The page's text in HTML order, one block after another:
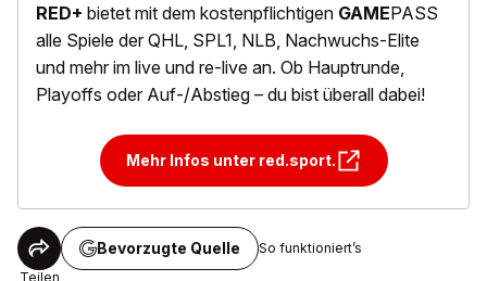
RED+ bietet mit dem kostenpflichtigen GAMEPASS
alle Spiele der QHL, SPL1, NLB, Nachwuchs-Elite
und mehr im live und re-live an. Ob Hauptrunde,
Playoffs oder Auf-/Abstieg – du bist überall dabei!
Mehr Infos unter red.sport.
Teilen
Bevorzugte Quelle So funktioniert’s